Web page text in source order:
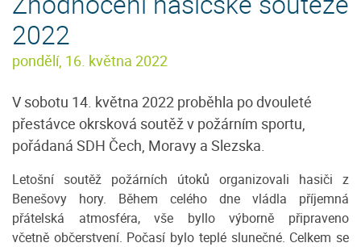
2022
pondělí, 16. května 2022
V sobotu 14. května 2022 proběhla po dvouleté
přestávce okrsková soutěž v požárním sportu,
pořádaná SDH Čech, Moravy a Slezska.
Letošní soutěž požárních útoků organizovali hasiči z
Benešovy hory. Během celého dne vládla příjemná
přátelská atmosféra, vše byllo výborně připraveno
včetně občerstvení. Počasí bylo teplé slunečné. Celkem se